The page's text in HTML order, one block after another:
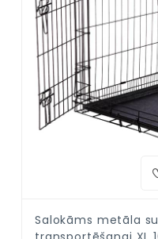
Salokāms metāla